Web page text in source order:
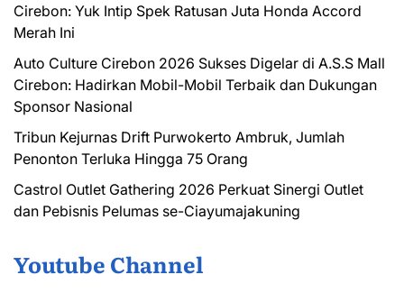
Cirebon: Yuk Intip Spek Ratusan Juta Honda Accord
Merah Ini
Auto Culture Cirebon 2026 Sukses Digelar di A.S.S Mall
Cirebon: Hadirkan Mobil-Mobil Terbaik dan Dukungan
Sponsor Nasional
Tribun Kejurnas Drift Purwokerto Ambruk, Jumlah
Penonton Terluka Hingga 75 Orang
Castrol Outlet Gathering 2026 Perkuat Sinergi Outlet
dan Pebisnis Pelumas se-Ciayumajakuning
Youtube Channel